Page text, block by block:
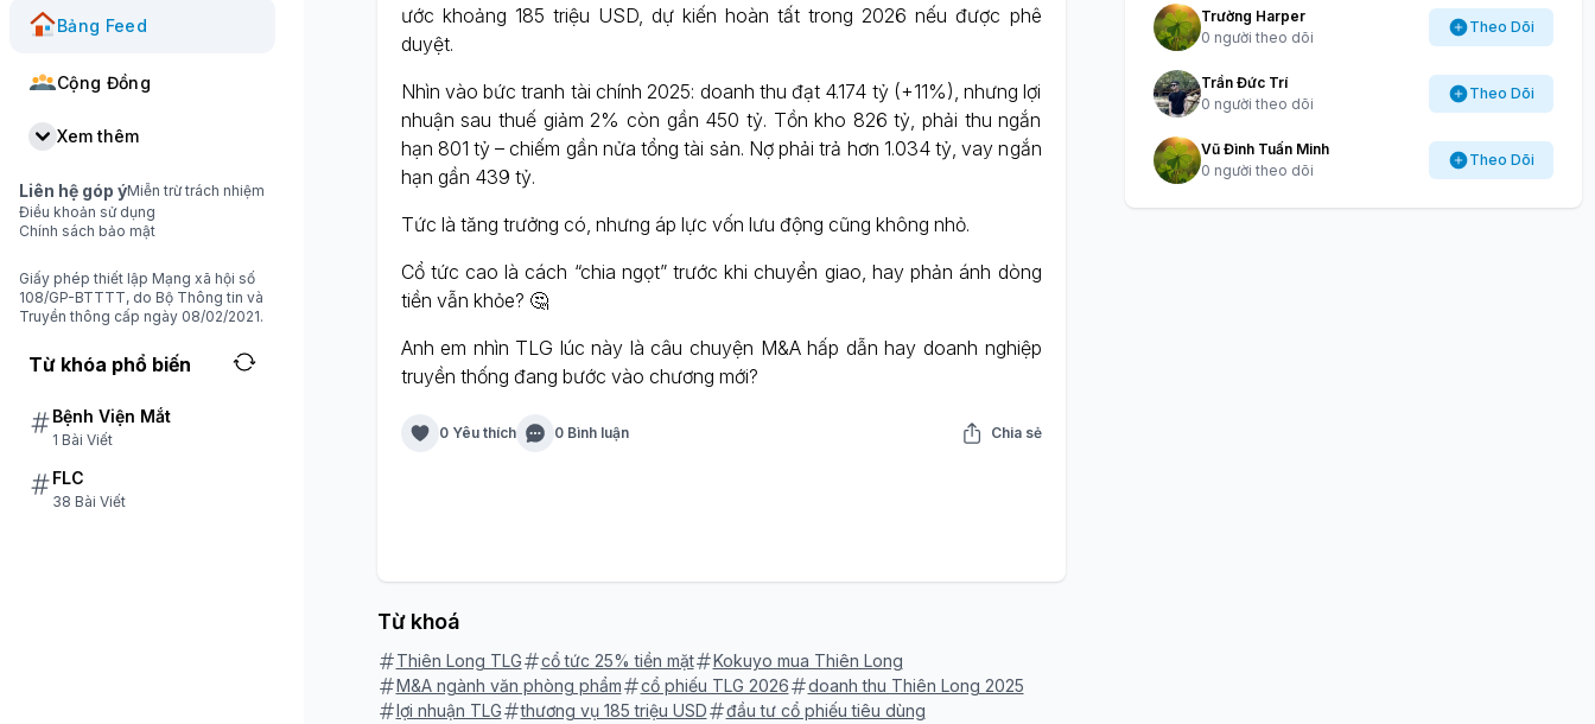
Bảng Feed
Cộng Đồng
Xem thêm
Liên hệ góp ýMiễn trừ trách nhiệm
Điều khoản sử dụng
Chính sách bảo mật
Giấy phép thiết lập Mạng xã hội số
108/GP-BTTTT, do Bộ Thông tin và
Truyền thông cấp ngày 08/02/2021.
Từ khóa phổ biến
Bệnh Viện Mắt
1 Bài Viết
FLC
38 Bài Viết
ước khoảng 185 triệu USD, dự kiến hoàn tất trong 2026 nếu được phê
duyệt.
Nhìn vào bức tranh tài chính 2025: doanh thu đạt 4.174 tỷ (+11%), nhưng lợi
nhuận sau thuế giảm 2% còn gần 450 tỷ. Tồn kho 826 tỷ, phải thu ngắn
hạn 801 tỷ – chiếm gần nửa tổng tài sản. Nợ phải trả hơn 1.034 tỷ, vay ngắn
hạn gần 439 tỷ.
Tức là tăng trưởng có, nhưng áp lực vốn lưu động cũng không nhỏ.
Cổ tức cao là cách “chia ngọt” trước khi chuyển giao, hay phản ánh dòng
tiền vẫn khỏe? 🤔
Anh em nhìn TLG lúc này là câu chuyện M&A hấp dẫn hay doanh nghiệp
truyền thống đang bước vào chương mới?
0 Yêu thích 0 Bình luận Chia sẻ
Từ khoá
Thiên Long TLG cổ tức 25% tiền mặt
Kokuyo mua Thiên Long
M&A ngành văn phòng phẩm
cổ phiếu TLG 2026
doanh thu Thiên Long 2025
lợi nhuận TLG
thương vụ 185 triệu USD
đầu tư cổ phiếu tiêu dùng
Trường Harper
0 người theo dõi
Theo Dõi
Trần Đức Trí
0 người theo dõi
Theo Dõi
Vũ Đình Tuấn Minh
0 người theo dõi
Theo Dõi